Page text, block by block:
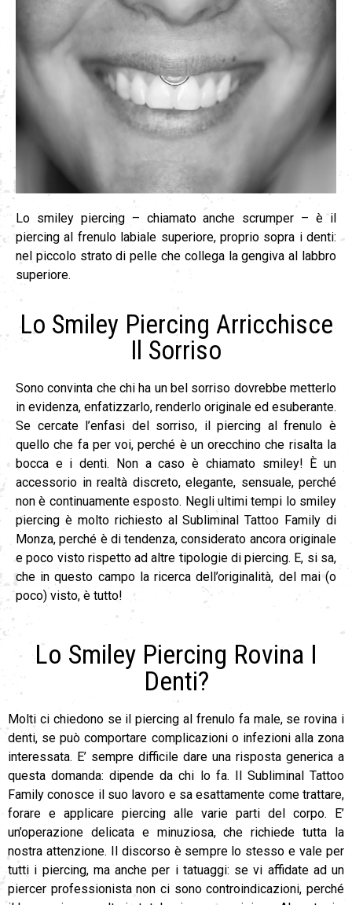
Lo smiley piercing – chiamato anche scrumper – è il
piercing al frenulo labiale superiore, proprio sopra i denti:
nel piccolo strato di pelle che collega la gengiva al labbro
superiore.
Lo Smiley Piercing Arricchisce
Il Sorriso
Sono convinta che chi ha un bel sorriso dovrebbe metterlo
in evidenza, enfatizzarlo, renderlo originale ed esuberante.
Se cercate l’enfasi del sorriso, il piercing al frenulo è
quello che fa per voi, perché è un orecchino che risalta la
bocca e i denti. Non a caso è chiamato smiley! È un
accessorio in realtà discreto, elegante, sensuale, perché
non è continuamente esposto. Negli ultimi tempi lo smiley
piercing è molto richiesto al Subliminal Tattoo Family di
Monza, perché è di tendenza, considerato ancora originale
e poco visto rispetto ad altre tipologie di piercing. E, si sa,
che in questo campo la ricerca dell’originalità, del mai (o
poco) visto, è tutto!
Lo Smiley Piercing Rovina I
Denti?
Molti ci chiedono se il piercing al frenulo fa male, se rovina i
denti, se può comportare complicazioni o infezioni alla zona
interessata. E’ sempre difficile dare una risposta generica a
questa domanda: dipende da chi lo fa. Il Subliminal Tattoo
Family conosce il suo lavoro e sa esattamente come trattare,
forare e applicare piercing alle varie parti del corpo. E’
un’operazione delicata e minuziosa, che richiede tutta la
nostra attenzione. Il discorso è sempre lo stesso e vale per
tutti i piercing, ma anche per i tatuaggi: se vi affidate ad un
piercer professionista non ci sono controindicazioni, perché